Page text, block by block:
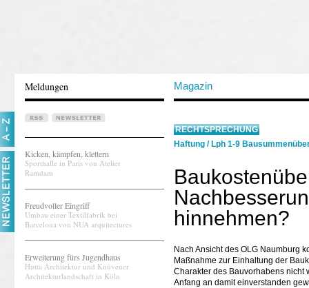
Meldungen Magazin
Kicken, kämpfen, klettern
Sporthalle in Paris von Atelier
Ramdam
Freudvoller Eingriff
Umbau einer Textilfabrik bei
Barcelona von NUA arquitectures
Erweiterung fürs Jugendhaus
Hutta Architektur und Knüvener
Architekturlandschaft in Köln
RECHTSPRECHUNG
Haftung / Lph 1-9
hinnehmen?
Nach Ansicht des OLG Naumburg
Maßnahme zur Einhaltung der
Charakter des Bauvorhabens nicht
Anfang an damit einverstanden